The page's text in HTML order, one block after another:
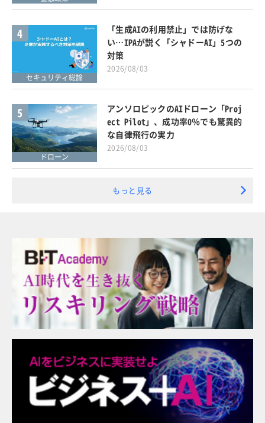
4
セキュリティ総論
「生成AIの利用禁止」では防げな
い…IPAが説く「シャドーAI」5つの
対策
2026/08/03
5
ドローン
アンソロピックのAIドローン「Proj
ect Pilot」、成功率0％でも驚異的
な自律飛行の実力
2026/08/03
もっと見る